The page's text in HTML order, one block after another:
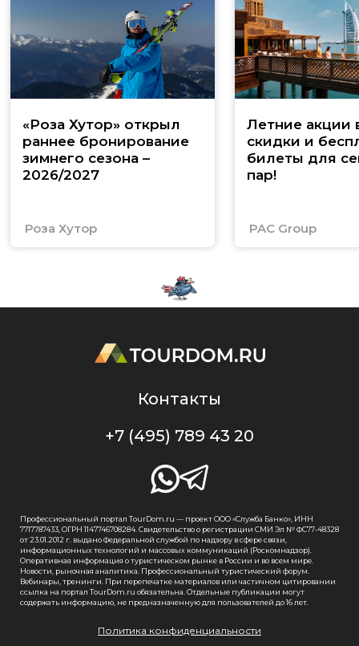
«Роза Хутор» открыл
раннее бронирование
зимнего сезона –
2026/2027
Роза Хутор
Летние акции
скидки и
билеты для
пар!
PAC Group
Контакты
+7 (495) 789 43 20
Профессиональный портал TourDom.ru — проект ООО «Служба Банко», ИНН
7717787433, ОГРН 1147746708284. Свидетельство о регистрации СМИ Эл № ФС77-48328
от 23.01.2012 г. выдано Федеральной службой по надзору в сфере связи,
информационных технологий и массовых коммуникаций (Роскомнадзор).
Оперативная информация о туристическом рынке в России и во всем мире.
Новости, рыночная аналитика. Профессиональный туристический форум.
Вебинары, тренинги. При перепечатке материалов или частичном цитировании
ссылка на портал TourDom.ru обязательна. Отдельные публикации могут
содержать информацию, не предназначенную для пользователей до 16 лет.
Политика конфиденциальности